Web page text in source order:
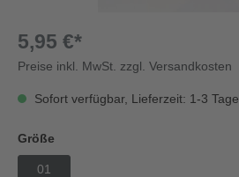
5,95 €*
Preise inkl. MwSt. zzgl. Versandkosten
Sofort verfügbar, Lieferzeit: 1-3 Tage
Größe
01